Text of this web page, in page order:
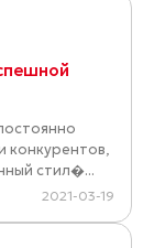
конкурентов,
стил�...
2021-03-19